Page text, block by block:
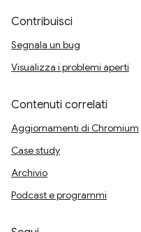
Contribuisci
Segnala un bug
Visualizza i problemi aperti
Contenuti correlati
Aggiornamenti di Chromium
Case study
Archivio
Podcast e programmi